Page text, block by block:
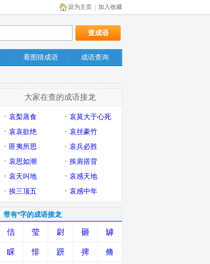
加入收藏
设为主页
看图猜成语 成语查询
大家在查的成语接龙
哀梨蒸食
哀莫大于心死
哀哀欲绝
哀丝豪竹
匪夷所思
哀兵必胜
哀思如潮
挨肩搭背
哀天叫地
哀感天地
挨三顶五
哀感中年
带有*字的成语接龙
佶 莹 尉 砸 罅
睬 悱 趼 捭 脩